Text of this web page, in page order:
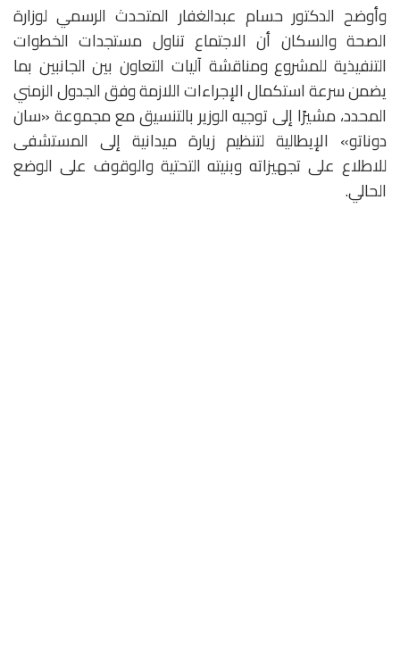
وأوضح الدكتور حسام عبدالغفار المتحدث الرسمي لوزارة
الصحة والسكان أن الاجتماع تناول مستجدات الخطوات
التنفيذية للمشروع ومناقشة آليات التعاون بين الجانبين بما
يضمن سرعة استكمال الإجراءات اللازمة وفق الجدول الزمني
المحدد، مشيرًا إلى توجيه الوزير بالتنسيق مع مجموعة «سان
دوناتو» الإيطالية لتنظيم زيارة ميدانية إلى المستشفى
للاطلاع على تجهيزاته وبنيته التحتية والوقوف على الوضع
الحالي.